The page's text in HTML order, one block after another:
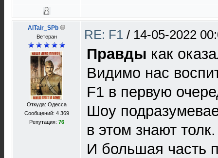
AlTair_SPb
Ветеран
Откуда: Одесса
Сообщений: 4 369
Репутация: 76
RE: F1 / 14-05-2022
Правды как
Видимо нас
F1 в первую
Шоу
в этом знают толк.
И большая часть